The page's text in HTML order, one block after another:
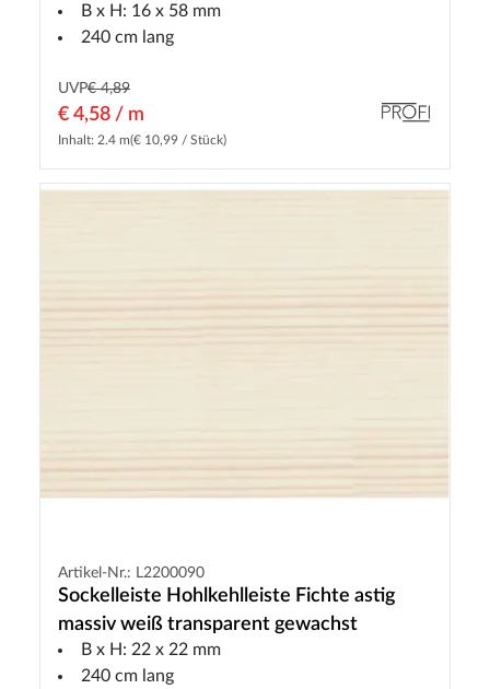
B x H: 16 x 58 mm
240 cm lang
UVP€ 4,89
€ 4,58 / m
Inhalt: 2.4 m(€ 10,99 / Stück)
Artikel-Nr.: L2200090
Sockelleiste Hohlkehlleiste Fichte astig
massiv weiß transparent gewachst
B x H: 22 x 22 mm
240 cm lang